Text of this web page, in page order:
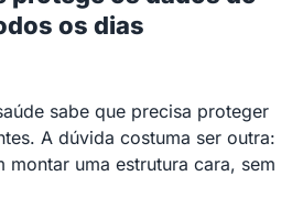
os dias
sabe que precisa proteger
A dúvida costuma ser outra:
montar uma estrutura cara, sem